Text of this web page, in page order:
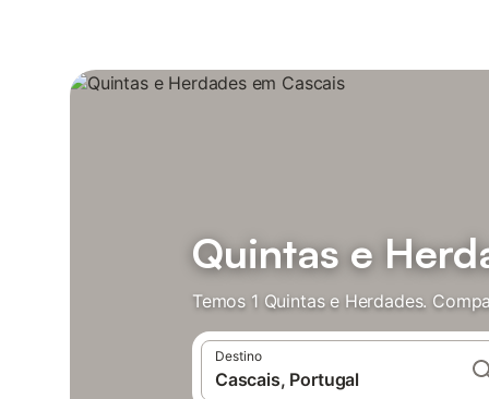
Quintas e
Temos 1 Quintas e Herdades.
Destino